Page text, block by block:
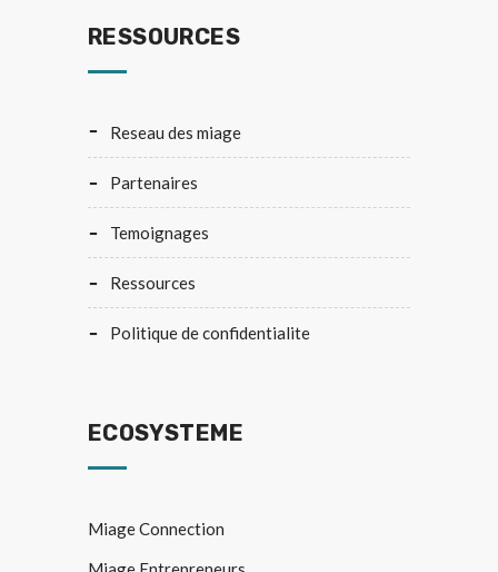
RESSOURCES
reseau des miage
partenaires
temoignages
ressources
politique de confidentialite
ECOSYSTEME
Miage Connection